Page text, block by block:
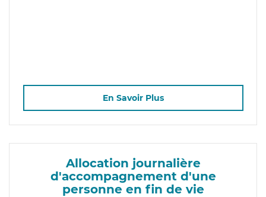
En Savoir Plus
Allocation journalière
d'accompagnement d'une
personne en fin de vie